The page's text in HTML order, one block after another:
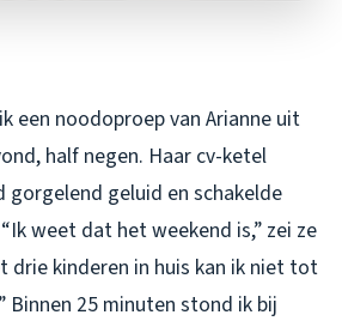
een noodoproep van Arianne uit
half negen. Haar cv-ketel
gorgelend geluid en schakelde
weet dat het weekend is,” zei ze
drie kinderen in huis kan ik niet tot
Binnen 25 minuten stond ik bij